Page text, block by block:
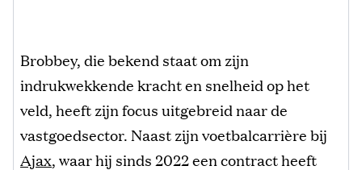
Brobbey, die bekend staat om zijn
indrukwekkende kracht en snelheid op het
veld, heeft zijn focus uitgebreid naar de
vastgoedsector. Naast zijn voetbalcarrière bij
Ajax, waar hij sinds 2022 een contract heeft